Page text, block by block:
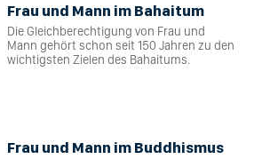
Frau und Mann im Bahaitum
Die Gleichberechtigung von Frau und
Mann gehört schon seit 150 Jahren zu den
wichtigsten Zielen des Bahaitums.
Frau und Mann im Buddhismus